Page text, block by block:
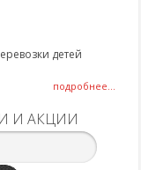
детей
подробнее...
И АКЦИИ